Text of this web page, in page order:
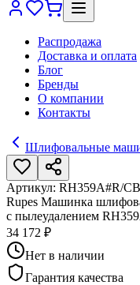
Распродажа
Доставка и оплата
Блог
Бренды
О компании
Контакты
Шлифовальные
Артикул: RH359A#R/
Rupes Машинка
с пылеудалением
34 172 ₽
Нет в наличии
Гарантия качества